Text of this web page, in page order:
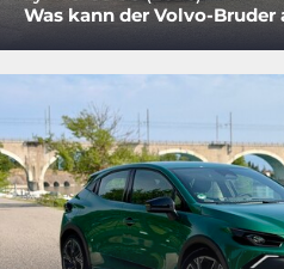
Was kann der Volvo-Bruder